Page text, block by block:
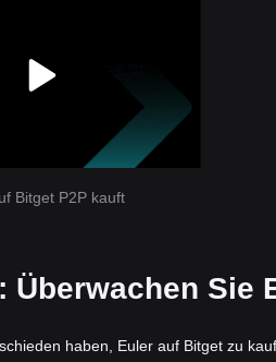
Bitget P2P kauft
Überwachen Sie
haben, Euler auf Bitget zu